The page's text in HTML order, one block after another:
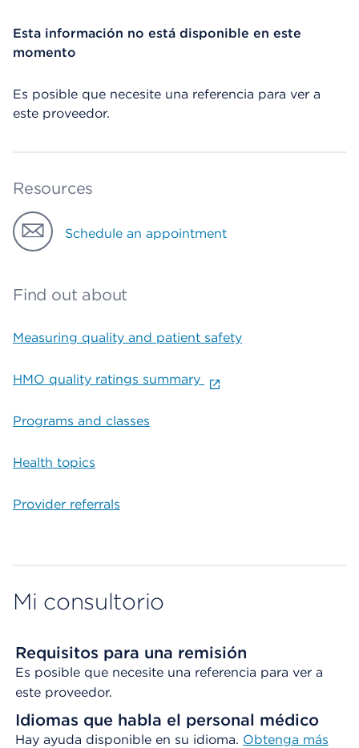
Esta información no está disponible en este
momento
Es posible que necesite una referencia para ver a
este proveedor.
Resources
Schedule an appointment
Find out about
Measuring quality and patient safety
HMO quality ratings summary
Programs and classes
Health topics
Provider referrals
Mi consultorio
Requisitos para una remisión
Es posible que necesite una referencia para ver a
este proveedor.
Idiomas que habla el personal médico
Hay ayuda disponible en su idioma. Obtenga más